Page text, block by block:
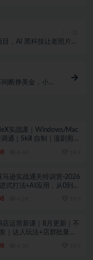
，AI 黑科技让老照片复
断挣美金，小白
通｜Skill 自制｜漫剧剪辑
马逊实战通关特训营-2026
式打法+AI应用，从0到1
店运营新课｜8月更新｜不
｜达人玩法+店群批量复